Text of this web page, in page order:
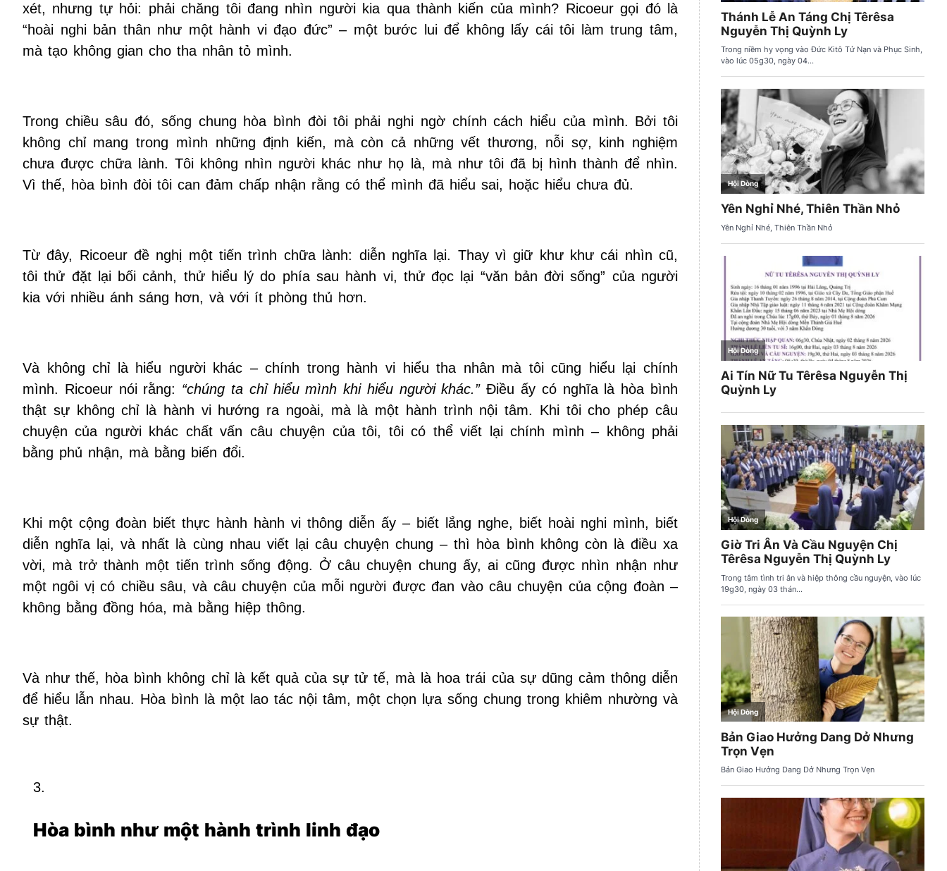
xét, nhưng tự hỏi: phải chăng tôi đang nhìn người kia qua thành kiến của mình? Ricoeur gọi đó là
“hoài nghi bản thân như một hành vi đạo đức” – một bước lui để không lấy cái tôi làm trung tâm,
mà tạo không gian cho tha nhân tỏ mình.
Trong chiều sâu đó, sống chung hòa bình đòi tôi phải nghi ngờ chính cách hiểu của mình. Bởi tôi
không chỉ mang trong mình những định kiến, mà còn cả những vết thương, nỗi sợ, kinh nghiệm
chưa được chữa lành. Tôi không nhìn người khác như họ là, mà như tôi đã bị hình thành để nhìn.
Vì thế, hòa bình đòi tôi can đảm chấp nhận rằng có thể mình đã hiểu sai, hoặc hiểu chưa đủ.
Từ đây, Ricoeur đề nghị một tiến trình chữa lành: diễn nghĩa lại. Thay vì giữ khư khư cái nhìn cũ,
tôi thử đặt lại bối cảnh, thử hiểu lý do phía sau hành vi, thử đọc lại “văn bản đời sống” của người
kia với nhiều ánh sáng hơn, và với ít phòng thủ hơn.
Và không chỉ là hiểu người khác – chính trong hành vi hiểu tha nhân mà tôi cũng hiểu lại chính
mình. Ricoeur nói rằng: “chúng ta chỉ hiểu mình khi hiểu người khác.”Điều ấy có nghĩa là hòa bình
thật sự không chỉ là hành vi hướng ra ngoài, mà là một hành trình nội tâm. Khi tôi cho phép câu
chuyện của người khác chất vấn câu chuyện của tôi, tôi có thể viết lại chính mình – không phải
bằng phủ nhận, mà bằng biến đổi.
Khi một cộng đoàn biết thực hành hành vi thông diễn ấy – biết lắng nghe, biết hoài nghi mình, biết
diễn nghĩa lại, và nhất là cùng nhau viết lại câu chuyện chung – thì hòa bình không còn là điều xa
vời, mà trở thành một tiến trình sống động. Ở câu chuyện chung ấy, ai cũng được nhìn nhận như
một ngôi vị có chiều sâu, và câu chuyện của mỗi người được đan vào câu chuyện của cộng đoàn –
không bằng đồng hóa, mà bằng hiệp thông.
Và như thế, hòa bình không chỉ là kết quả của sự tử tế, mà là hoa trái của sự dũng cảm thông diễn
để hiểu lẫn nhau. Hòa bình là một lao tác nội tâm, một chọn lựa sống chung trong khiêm nhường và
sự thật.
Hòa bình như một hành trình linh đạo